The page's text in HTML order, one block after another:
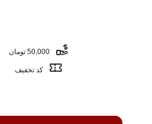
50,000 تومان
کد تخفیف